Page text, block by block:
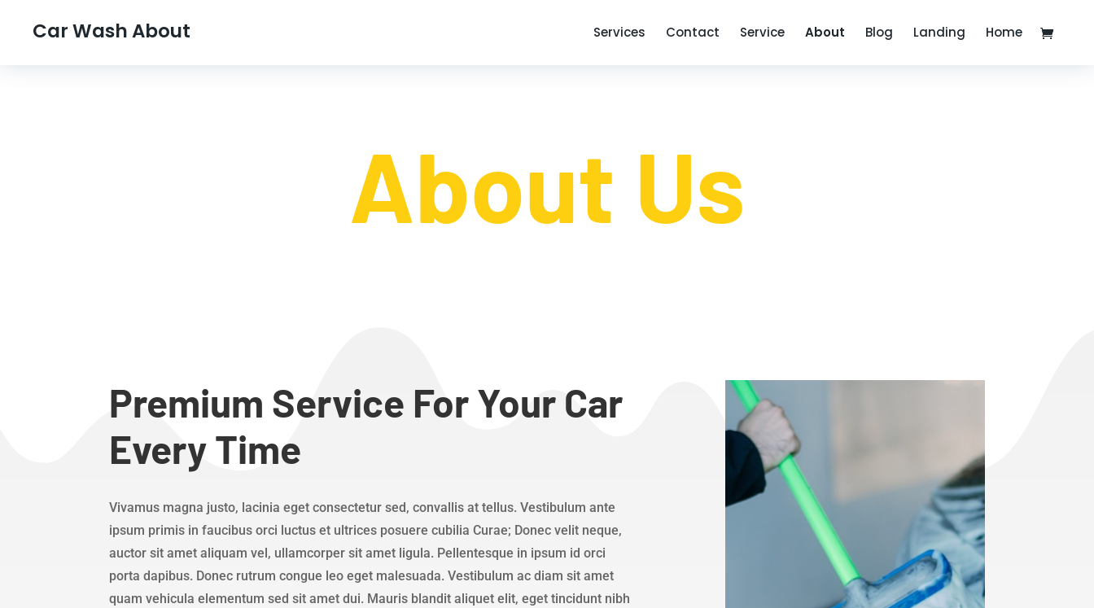
Car Wash About Services Contact Service About Blog Landing Home
About Us
Premium Service For Your Car
Every Time
Vivamus magna justo, lacinia eget consectetur sed, convallis at tellus. Vestibulum ante
ipsum primis in faucibus orci luctus et ultrices posuere cubilia Curae; Donec velit neque,
auctor sit amet aliquam vel, ullamcorper sit amet ligula. Pellentesque in ipsum id orci
porta dapibus. Donec rutrum congue leo eget malesuada. Vestibulum ac diam sit amet
quam vehicula elementum sed sit amet dui. Mauris blandit aliquet elit, eget tincidunt nibh